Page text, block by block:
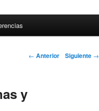
Navegación de
← Anterior Siguiente →
y